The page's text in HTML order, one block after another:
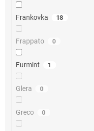
Frankovka 18
Frappato 0
Furmint 1
Glera 0
Greco 0